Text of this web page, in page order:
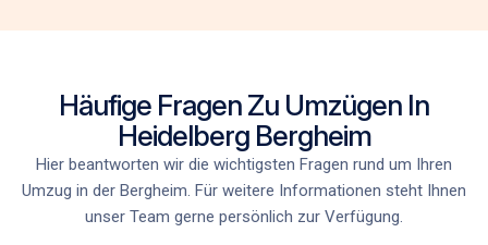
Häufige Fragen Zu Umzügen In
Heidelberg Bergheim
Hier beantworten wir die wichtigsten Fragen rund um Ihren
Umzug in der Bergheim. Für weitere Informationen steht Ihnen
unser Team gerne persönlich zur Verfügung.